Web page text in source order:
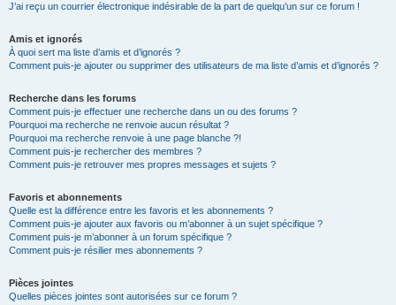
J’ai reçu un courrier électronique indésirable de la part de quelqu’un sur ce forum !
Amis et ignorés
À quoi sert ma liste d’amis et d’ignorés ?
Comment puis-je ajouter ou supprimer des utilisateurs de ma liste d’amis et d’ignorés ?
Recherche dans les forums
Comment puis-je effectuer une recherche dans un ou des forums ?
Pourquoi ma recherche ne renvoie aucun résultat ?
Pourquoi ma recherche renvoie à une page blanche ?!
Comment puis-je rechercher des membres ?
Comment puis-je retrouver mes propres messages et sujets ?
Favoris et abonnements
Quelle est la différence entre les favoris et les abonnements ?
Comment puis-je ajouter aux favoris ou m’abonner à un sujet spécifique ?
Comment puis-je m’abonner à un forum spécifique ?
Comment puis-je résilier mes abonnements ?
Pièces jointes
Quelles pièces jointes sont autorisées sur ce forum ?